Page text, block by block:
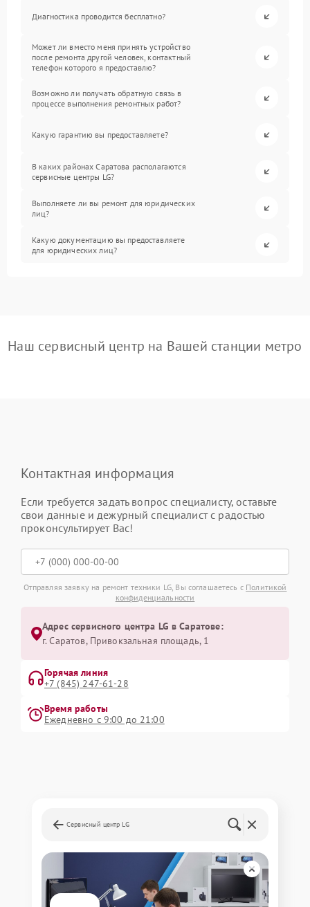
Диагностика проводится бесплатно?
Может ли вместо меня принять устройство
после ремонта другой человек, контактный
телефон которого я предоставлю?
Возможно ли получать обратную связь в
процессе выполнения ремонтных работ?
Какую гарантию вы предоставляете?
В каких районах Саратова располагаются
сервисные центры LG?
Выполняете ли вы ремонт для юридических
лиц?
Какую документацию вы предоставляете
для юридических лиц?
Наш сервисный центр на Вашей станции метро
Контактная информация
Если требуется задать вопрос специалисту, оставьте
свои данные и дежурный специалист с радостью
проконсультирует Вас!
Отправляя заявку на ремонт техники LG, Вы соглашаетесь с Политикой
конфиденциальности
Адрес сервисного центра LG в Саратове:
г. Саратов, Привокзальная площадь, 1
Горячая линия
+7 (845) 247-61-28
Время работы
Ежедневно с 9:00 до 21:00
Сервисный центр LG